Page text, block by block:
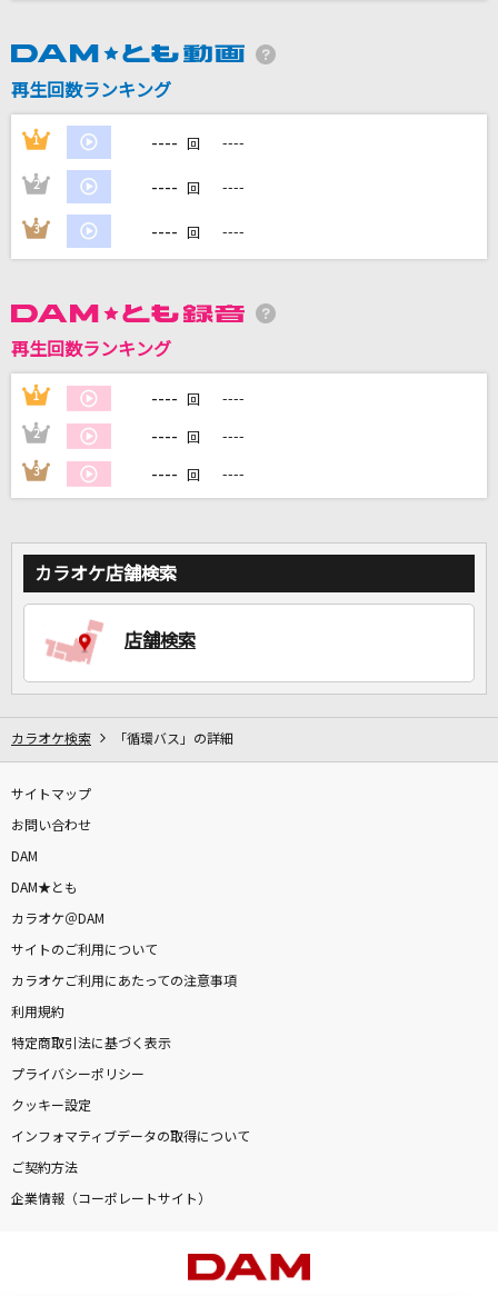
寺島拓篤
カラオケ最新情報をチェック！
再生回数ランキング
1 ---- 回 ----
2 ---- 回 ----
3 ---- 回 ----
再生回数ランキング
1 ---- 回 ----
2 ---- 回 ----
3 ---- 回 ----
カラオケ店舗検索
店舗検索
カラオケ検索 「循環バス」の詳細
サイトマップ
お問い合わせ
DAM
DAM★とも
カラオケ＠DAM
サイトのご利用について
カラオケご利用にあたっての注意事項
利用規約
特定商取引法に基づく表示
プライバシーポリシー
クッキー設定
インフォマティブデータの取得について
ご契約方法
企業情報（コーポレートサイト）